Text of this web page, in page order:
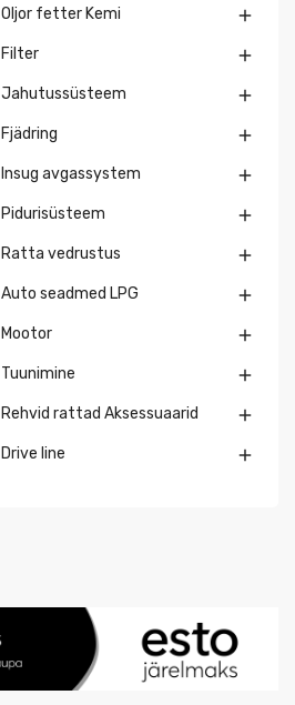
Oljor fetter Kemi 
Filter 
Jahutussüsteem 
Fjädring 
Insug avgassystem 
Pidurisüsteem 
Ratta vedrustus 
Auto seadmed LPG 
Mootor 
Tuunimine 
Rehvid rattad Aksessuaarid 
Drive line 